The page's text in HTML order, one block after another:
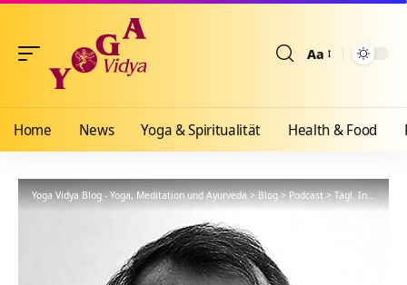
Aa
Home News Yoga & Spiritualität Health & Food
Yoga Vidya Blog - Yoga, Meditation und Ayurveda>Blog>Podcast>Tägl. Inspiration